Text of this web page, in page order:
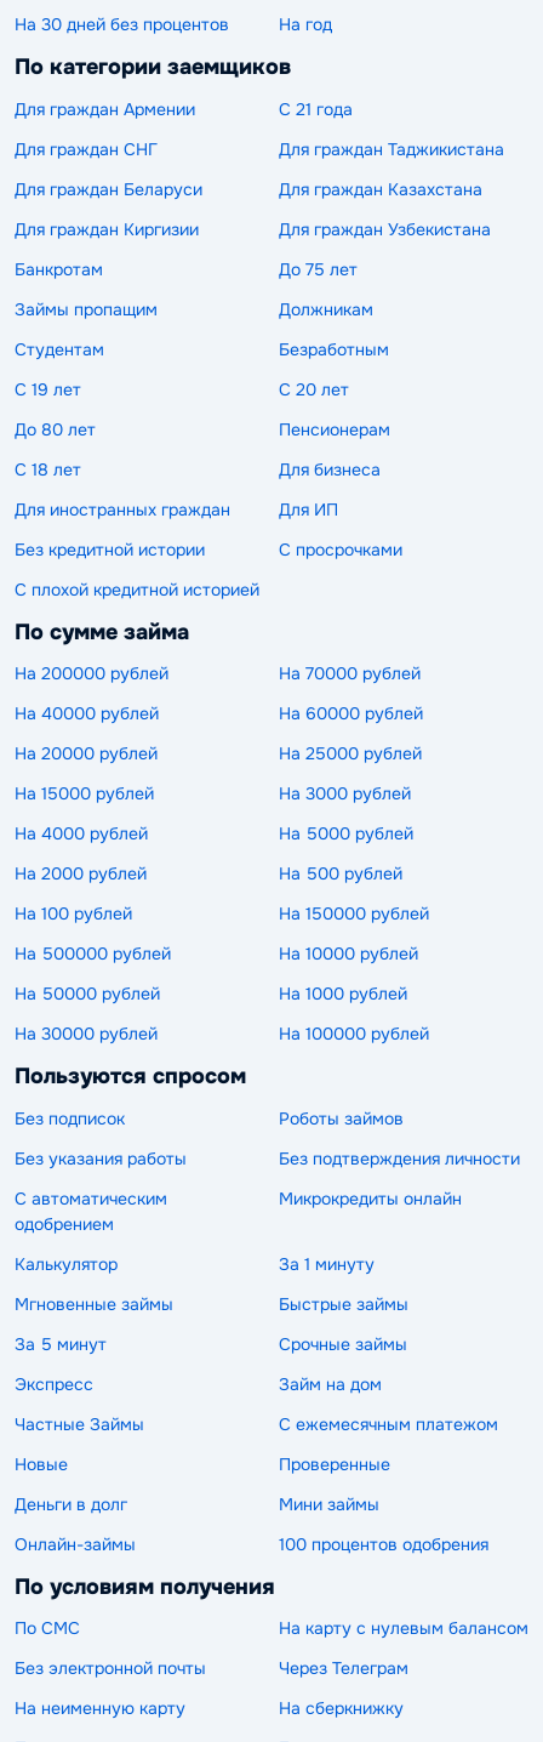
На 30 дней без процентов На год
По категории заемщиков
Для граждан Армении
С 21 года
Для граждан СНГ
Для граждан Таджикистана
Для граждан Беларуси
Для граждан Казахстана
Для граждан Киргизии
Для граждан Узбекистана
Банкротам
До 75 лет
Займы пропащим
Должникам
Студентам
Безработным
С 19 лет
С 20 лет
До 80 лет
Пенсионерам
С 18 лет
Для бизнеса
Для иностранных граждан
Для ИП
Без кредитной истории
С просрочками
С плохой кредитной историей
По сумме займа
На 200000 рублей
На 70000 рублей
На 40000 рублей
На 60000 рублей
На 20000 рублей
На 25000 рублей
На 15000 рублей
На 3000 рублей
На 4000 рублей
На 5000 рублей
На 2000 рублей
На 500 рублей
На 100 рублей
На 150000 рублей
На 500000 рублей
На 10000 рублей
На 50000 рублей
На 1000 рублей
На 30000 рублей
На 100000 рублей
Пользуются спросом
Без подписок
Роботы займов
Без указания работы
Без подтверждения личности
С автоматическим
одобрением
Микрокредиты онлайн
Калькулятор
За 1 минуту
Мгновенные займы
Быстрые займы
За 5 минут
Срочные займы
Экспресс
Займ на дом
Частные Займы
С ежемесячным платежом
Новые
Проверенные
Деньги в долг
Мини займы
Онлайн-займы
100 процентов одобрения
По условиям получения
По СМС
На карту с нулевым балансом
Без электронной почты
Через Телеграм
На неименную карту
На сберкнижку